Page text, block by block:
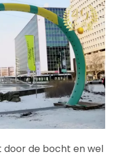
door de bocht en wel